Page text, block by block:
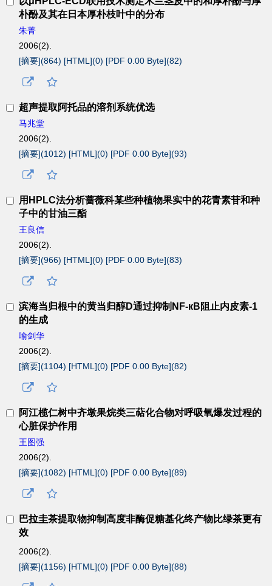
朴酚及其在日本厚朴枝叶中的分布
朱菁
2006(2).
[摘要](864) [HTML](0) [PDF 0.00 Byte](82)
超声提取阿托品的溶剂系统优选
马兆堂
2006(2).
[摘要](1012) [HTML](0) [PDF 0.00 Byte](93)
用HPLC法分析蔷薇科某些种植物果实中的花青素苷和种
子中的甘油三酯
王良信
2006(2).
[摘要](966) [HTML](0) [PDF 0.00 Byte](83)
滨海当归根中的黄当归醇D通过抑制NF-кB阻止内皮素-1
的生成
喻剑华
2006(2).
[摘要](1104) [HTML](0) [PDF 0.00 Byte](82)
阿江榄仁树中齐墩果烷类三萜化合物对呼吸氧爆发过程的
心脏保护作用
王图强
2006(2).
[摘要](1082) [HTML](0) [PDF 0.00 Byte](89)
巴拉圭茶提取物抑制高度非酶促糖基化终产物比绿茶更有
效
2006(2).
[摘要](1156) [HTML](0) [PDF 0.00 Byte](88)